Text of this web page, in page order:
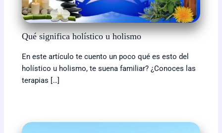
Qué significa holístico u holismo
En este artículo te cuento un poco qué es esto del
holístico u holismo, te suena familiar? ¿Conoces las
terapias […]